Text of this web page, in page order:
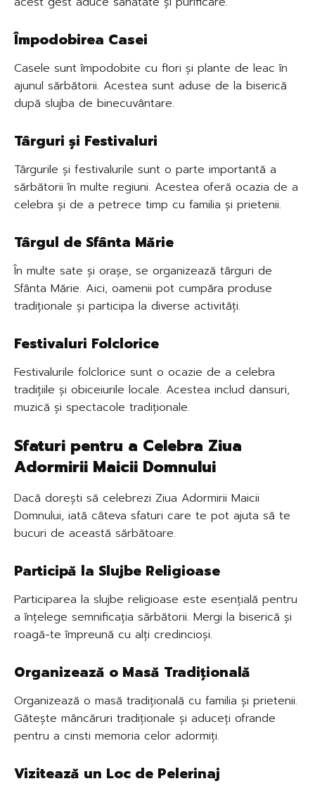
Împodobirea Casei
Casele sunt împodobite cu flori și plante de leac în
ajunul sărbătorii. Acestea sunt aduse de la biserică
după slujba de binecuvântare.
Târguri și Festivaluri
Târgurile și festivalurile sunt o parte importantă a
sărbătorii în multe regiuni. Acestea oferă ocazia de a
celebra și de a petrece timp cu familia și prietenii.
Târgul de Sfânta Mărie
În multe sate și orașe, se organizează târguri de
Sfânta Mărie. Aici, oamenii pot cumpăra produse
tradiționale și participa la diverse activități.
Festivaluri Folclorice
Festivalurile folclorice sunt o ocazie de a celebra
tradițiile și obiceiurile locale. Acestea includ dansuri,
muzică și spectacole tradiționale.
Sfaturi pentru a Celebra Ziua
Adormirii Maicii Domnului
Dacă dorești să celebrezi Ziua Adormirii Maicii
Domnului, iată câteva sfaturi care te pot ajuta să te
bucuri de această sărbătoare.
Participă la Slujbe Religioase
Participarea la slujbe religioase este esențială pentru
a înțelege semnificația sărbătorii. Mergi la biserică și
roagă-te împreună cu alți credincioși.
Organizează o Masă Tradițională
Organizează o masă tradițională cu familia și prietenii.
Gătește mâncăruri tradiționale și aduceți ofrande
pentru a cinsti memoria celor adormiți.
Vizitează un Loc de Pelerinaj